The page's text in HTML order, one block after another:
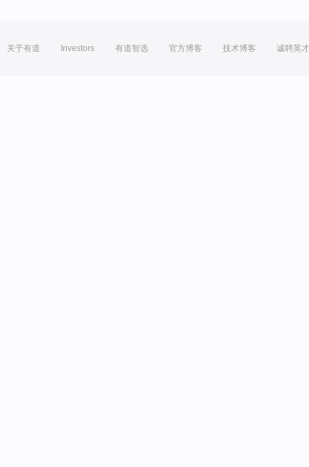
关于有道 Investors 有道智选 官方博客 技术博客 诚聘英才